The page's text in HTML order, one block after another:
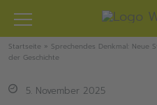
Zum
Inhalt
springen
Startseite » Sprechendes Denkmal: Neue
der Geschichte
5. November 2025